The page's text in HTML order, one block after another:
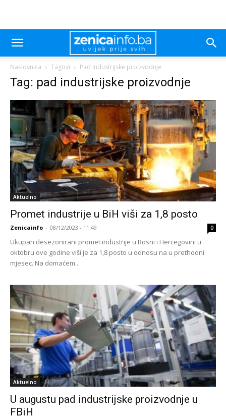
Naslovnica Tagovi Pad industrijske proizvodnje
Tag: pad industrijske proizvodnje
Aktuelno
Promet industrije u BiH viši za 1,8 posto
Zenicainfo - 08/12/2023 - 11:49 0
Ukupan desezonirani promet industrije u Bosni i Hercegovini u
oktobru ove godine viši je za 1,8 posto u odnosu na u prethodni
mjesec. Na domaćem...
Aktuelno
U augustu pad industrijske proizvodnje u
FBiH